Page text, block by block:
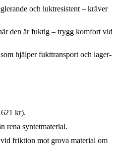
och luktresistent – kräver
den är fuktig – trygg komfort vid
hjälper fukttransport och lager-
kr).
rena syntetmaterial.
friktion mot grova material om